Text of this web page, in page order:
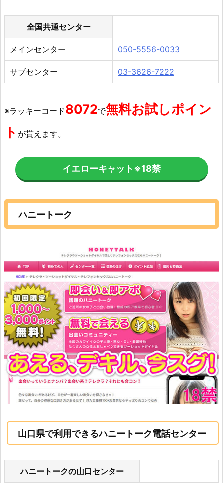
全国共通センター
メインセンター 050-5556-0033
サブセンター 03-3626-7222
※ラッキーコード8072で無料お試しポイン
ト が貰えます。
イエローキャット※18禁
ハニートーク
山口県で利用できるハニートーク電話センター
ハニートークの山口センター